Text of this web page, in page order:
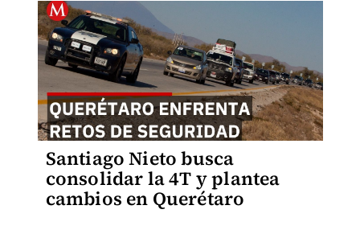
Santiago Nieto busca
consolidar la 4T y plantea
cambios en Querétaro